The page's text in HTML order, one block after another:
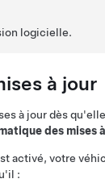
logicielle.
à jour
à jour dès
des mises
activé, votre
: